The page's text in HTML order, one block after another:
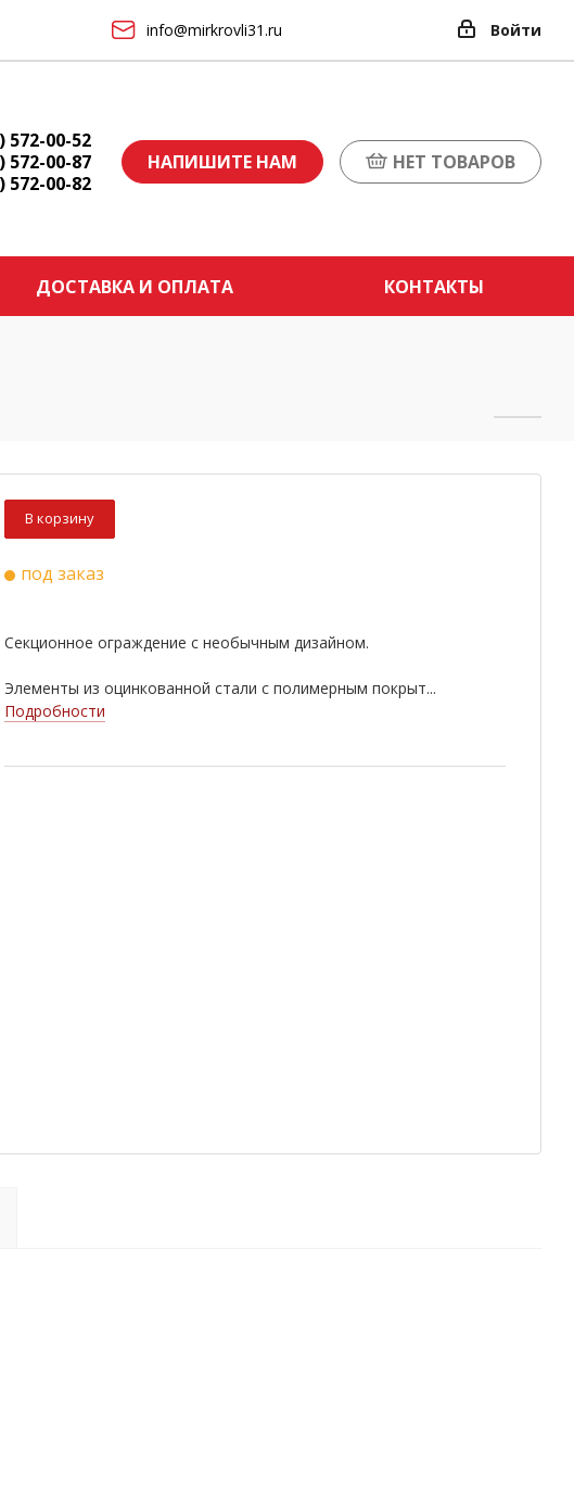
info@mirkrovli31.ru Войти
572-00-52
572-00-87
572-00-82
НАПИШИТЕ НАМ НЕТ ТОВАРОВ
ДОСТАВКА И ОПЛАТА КОНТАКТЫ
В корзину
под заказ
Секционное ограждение с необычным дизайном.
Элементы из оцинкованной стали с полимерным покрыт...
Подробности